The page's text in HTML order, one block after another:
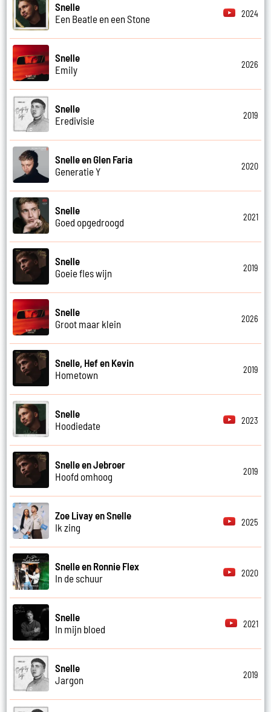
Snelle
Een Beatle en een Stone
2024
Snelle
Emily
2026
Snelle
Eredivisie
2019
Snelle en Glen Faria
Generatie Y
2020
Snelle
Goed opgedroogd
2021
Snelle
Goeie fles wijn
2019
Snelle
Groot maar klein
2026
Snelle, Hef en Kevin
Hometown
2019
Snelle
Hoodiedate
2023
Snelle en Jebroer
Hoofd omhoog
2019
Zoe Livay en Snelle
Ik zing
2025
Snelle en Ronnie Flex
In de schuur
2020
Snelle
In mijn bloed
2021
Snelle
Jargon
2019